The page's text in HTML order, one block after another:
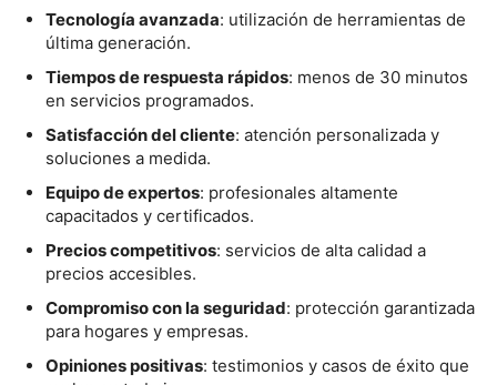
Tecnología avanzada: utilización de herramientas de
última generación.
Tiempos de respuesta rápidos: menos de 30 minutos
en servicios programados.
Satisfacción del cliente: atención personalizada y
soluciones a medida.
Equipo de expertos: profesionales altamente
capacitados y certificados.
Precios competitivos: servicios de alta calidad a
precios accesibles.
Compromiso con la seguridad: protección garantizada
para hogares y empresas.
Opiniones positivas: testimonios y casos de éxito que